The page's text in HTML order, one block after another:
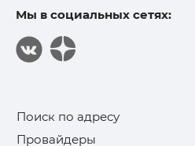
Мы в социальных сетях:
Поиск по адресу
Провайдеры